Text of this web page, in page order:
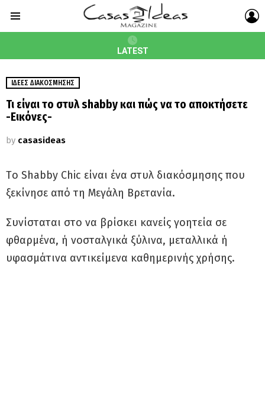
LATEST
ΙΔΈΕΣ ΔΙΑΚΌΣΜΗΣΗΣ
Τι είναι το στυλ shabby και πώς να το αποκτήσετε
-Εικόνες-
by casasideas
Τo Shabby Chic είναι ένα στυλ διακόσμησης που
ξεκίνησε από τη Μεγάλη Βρετανία.
Συνίσταται στο να βρίσκει κανείς γοητεία σε
φθαρμένα, ή νοσταλγικά ξύλινα, μεταλλικά ή
υφασμάτινα αντικείμενα καθημερινής χρήσης.